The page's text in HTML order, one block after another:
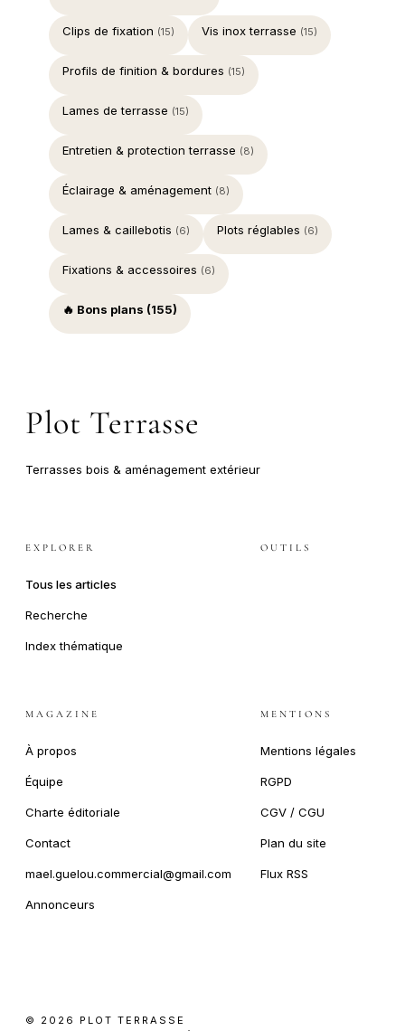
Clips de fixation (15) Vis inox terrasse (15)
Profils de finition & bordures (15)
Lames de terrasse (15)
Entretien & protection terrasse (8)
Éclairage & aménagement (8)
Lames & caillebotis (6) Plots réglables (6)
Fixations & accessoires (6)
🔥 Bons plans (155)
Plot Terrasse
Terrasses bois & aménagement extérieur
EXPLORER
Tous les articles
Recherche
Index thématique
OUTILS
MAGAZINE
À propos
Équipe
Charte éditoriale
Contact
mael.guelou.commercial@gmail.com
Annonceurs
MENTIONS
Mentions légales
RGPD
CGV / CGU
Plan du site
Flux RSS
© 2026 PLOT TERRASSE